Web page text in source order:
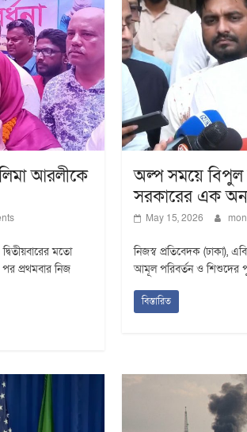
আরলীকে
মতো
প্রথমবার নিজ
অল্প সময়ে বিপুল
সরকারের এক অনন্য
May 15, 2026
নিজস্ব প্রতিবেদক (ঢাকা),
আমূল পরিবর্তন ও শিশুদের
বিস্তারিত